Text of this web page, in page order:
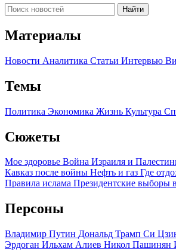
Найти
Материалы
Новости Аналитика Статьи Интервью
Темы
Политика Экономика Жизнь Культура
Сюжеты
Мое здоровье Война Израиля и
Кавказ после войны Нефть и газ Где
Правила ислама Президентские выборы
Персоны
Владимир Путин Дональд Трамп Си
Эрдоган Ильхам Алиев Никол Пашинян